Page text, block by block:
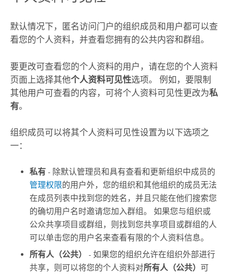
默认情况下，匿名访问门户的组织成员和用户都可以查
看您的个人资料，并查看您拥有的公共内容和群组。
要更改可查看您的个人资料的用户，请在您的个人资料
页面上选择其他个人资料可见性选项。 例如，要限制
其他用户可查看的内容，可将个人资料可见性更改为私
有。
组织成员可以将其个人资料可见性设置为以下选项之
一：
私有 - 除默认管理员和具有查看和更新组织中成员的
管理权限的用户外，您的组织和其他组织的成员无法
在成员列表中找到您的姓名，并且只能在他们搜索您
的确切用户名时邀请您加入群组。 如果您与组织或
公众共享项目或群组，则找到您共享项目或群组的人
可以单击您的用户名来查看有限的个人资料信息。
所有人（公共）
- 如果您的组织允许在组织外部进行
共享，则可以将您的个人资料对所有人（公共） 可